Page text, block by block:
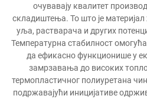
очувавају квалитет
складиштења. То што је
уља, растварача и других
Температурна стабилност
да ефикасно функционише у
замрзавања до високих
термопластичног полиуретана
подржавајући иницијативе